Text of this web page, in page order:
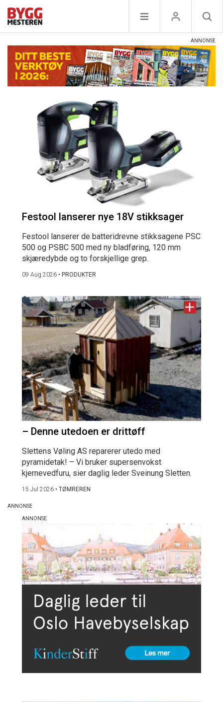
Festool lanserer nye 18V stikksager
Festool lanserer de batteridrevne stikksagene PSC
500 og PSBC 500 med ny bladføring, 120 mm
skjæredybde og to forskjellige grep.
09 Aug 2026 • PRODUKTER
– Denne utedoen er drittøff
Slettens Vøling AS reparerer utedo med
pyramidetak! – Vi bruker supersenvokst
kjernevedfuru, sier daglig leder Sveinung Sletten.
15 Jul 2026 • TØMREREN